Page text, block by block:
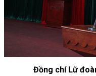
Đồng chí Lữ